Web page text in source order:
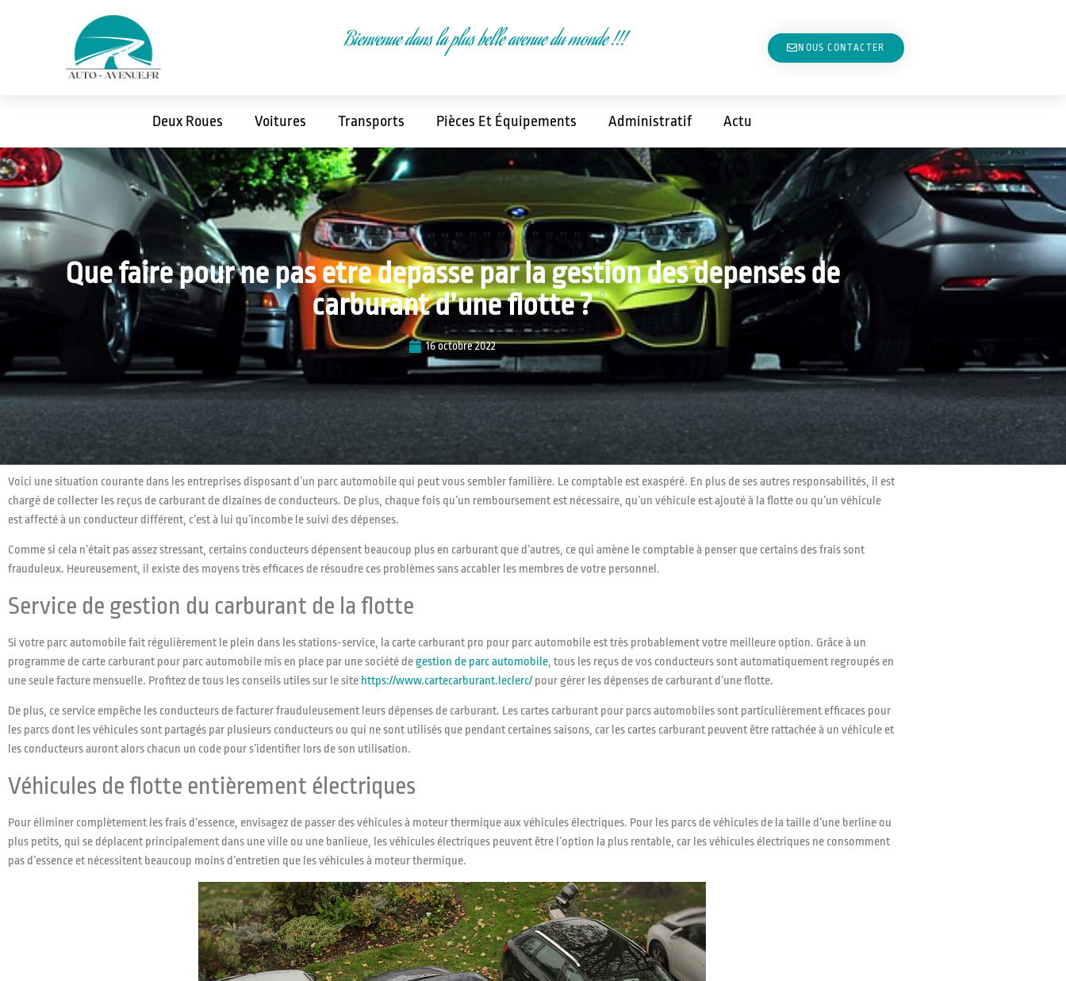
Bienvenue dans la plus belle avenue du monde !!! NOUS CONTACTER
Deux Roues Voitures Transports Pièces Et Équipements Administratif Actu
Que faire pour ne pas etre depasse par la gestion des depenses de
carburant d’une flotte ?
16 octobre 2022
Voici une situation courante dans les entreprises disposant d’un parc automobile qui peut vous sembler familière. Le comptable est exaspéré. En plus de ses autres responsabilités, il est
chargé de collecter les reçus de carburant de dizaines de conducteurs. De plus, chaque fois qu’un remboursement est nécessaire, qu’un véhicule est ajouté à la flotte ou qu’un véhicule
est affecté à un conducteur différent, c’est à lui qu’incombe le suivi des dépenses.
Comme si cela n’était pas assez stressant, certains conducteurs dépensent beaucoup plus en carburant que d’autres, ce qui amène le comptable à penser que certains des frais sont
frauduleux. Heureusement, il existe des moyens très efficaces de résoudre ces problèmes sans accabler les membres de votre personnel.
Service de gestion du carburant de la flotte
Si votre parc automobile fait régulièrement le plein dans les stations-service, la carte carburant pro pour parc automobile est très probablement votre meilleure option. Grâce à un
programme de carte carburant pour parc automobile mis en place par une société degestion de parc automobile, tous les reçus de vos conducteurs sont automatiquement regroupés en
une seule facture mensuelle. Profitez de tous les conseils utiles sur le site https://www.cartecarburant.leclerc/pour gérer les dépenses de carburant d’une flotte.
De plus, ce service empêche les conducteurs de facturer frauduleusement leurs dépenses de carburant. Les cartes carburant pour parcs automobiles sont particulièrement efficaces pour
les parcs dont les véhicules sont partagés par plusieurs conducteurs ou qui ne sont utilisés que pendant certaines saisons, car les cartes carburant peuvent être rattachée à un véhicule et
les conducteurs auront alors chacun un code pour s’identifier lors de son utilisation.
Véhicules de flotte entièrement électriques
Pour éliminer complètement les frais d’essence, envisagez de passer des véhicules à moteur thermique aux véhicules électriques. Pour les parcs de véhicules de la taille d’une berline ou
plus petits, qui se déplacent principalement dans une ville ou une banlieue, les véhicules électriques peuvent être l’option la plus rentable, car les véhicules électriques ne consomment
pas d’essence et nécessitent beaucoup moins d’entretien que les véhicules à moteur thermique.